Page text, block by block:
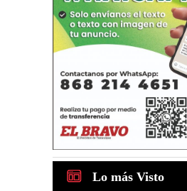
Lo más Visto